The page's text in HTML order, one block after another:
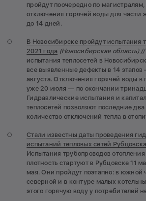
пройдут поочередно по
отключения горячей воды для части
до 14 дней.
В Новосибирске пройдут испытания
2021 года (Новосибирская область)
испытания теплосетей в
все выявленные дефекты в 14 этапов
августа. Отключения горячей воды в
уже 20 июля — по окончании
Гидравлические испытания и
теплосетей позволяют последние
количество отключений тепла в
Стали известны даты проведения
испытаний тепловых сетей Рубцовска
Испытания трубопроводов
плотность стартуют в Рубцовске 11
мая. Они пройдут поэтапно: в южной
северной и в контуре малых
этого горячую воду у потребителей